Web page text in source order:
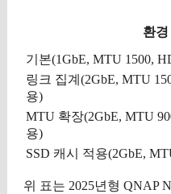
환경
기본(1GbE, MTU 1500,
링크 집계(2GbE, MTU
용)
MTU 확장(2GbE, MTU
용)
SSD 캐시 적용(2GbE,
위 표는 2025년형 QNAP